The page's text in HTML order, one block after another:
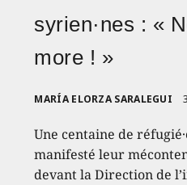
syrien·nes : «
more ! »
MARÍA ELORZA SARALEGUI
Une centaine de
manifesté leur
devant la Direction de